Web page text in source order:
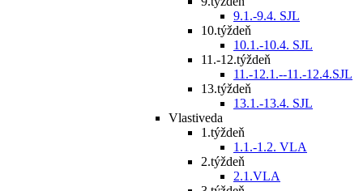
9.1.-9.4. SJL
10.týždeň
10.1.-10.4. SJL
11.-12.týždeň
11.-12.1.--11.-12.4.SJL
13.týždeň
13.1.-13.4. SJL
Vlastiveda
1.týždeň
1.1.-1.2. VLA
2.týždeň
2.1.VLA